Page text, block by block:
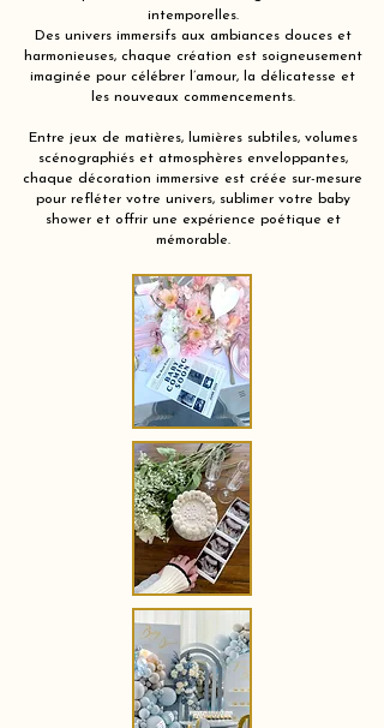
intemporelles.
Des univers immersifs aux ambiances douces et
harmonieuses, chaque création est soigneusement
imaginée pour célébrer l’amour, la délicatesse et
les nouveaux commencements.
Entre jeux de matières, lumières subtiles, volumes
scénographiés et atmosphères enveloppantes,
chaque décoration immersive est créée sur-mesure
pour refléter votre univers, sublimer votre baby
shower et offrir une expérience poétique et
mémorable.